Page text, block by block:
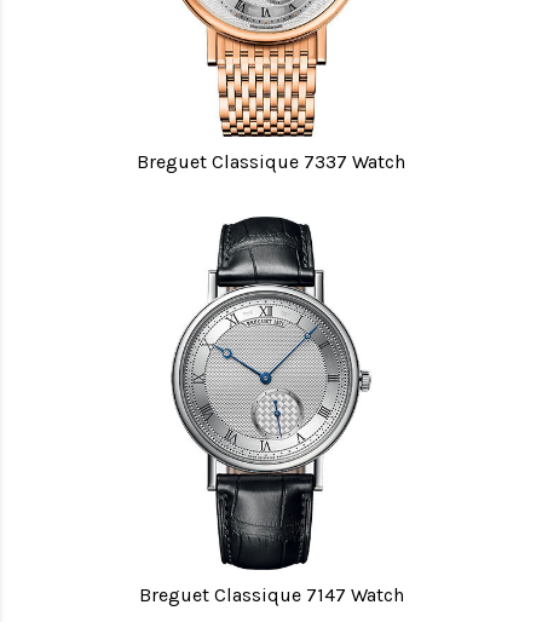
Breguet Classique 7337 Watch
Breguet Classique 7147 Watch